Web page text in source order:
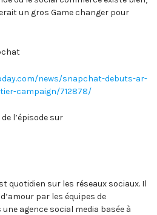
un gros Game changer pour
news/snapchat-debuts-ar-
campaign/712878/
l’épisode sur
quotidien sur les réseaux sociaux. Il
par les équipes de
agence social media basée à